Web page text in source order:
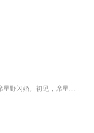
沈青瓷为了拿回妈妈的公司，摇身一变，从神秘杀手伪装成了清冷小白花。她按照约定，和席星野闪婚。初见，席星野一眼被沈青瓷的小百花外表惊艳，在日渐的相处中，对神秘强大的沈青瓷越陷越深。